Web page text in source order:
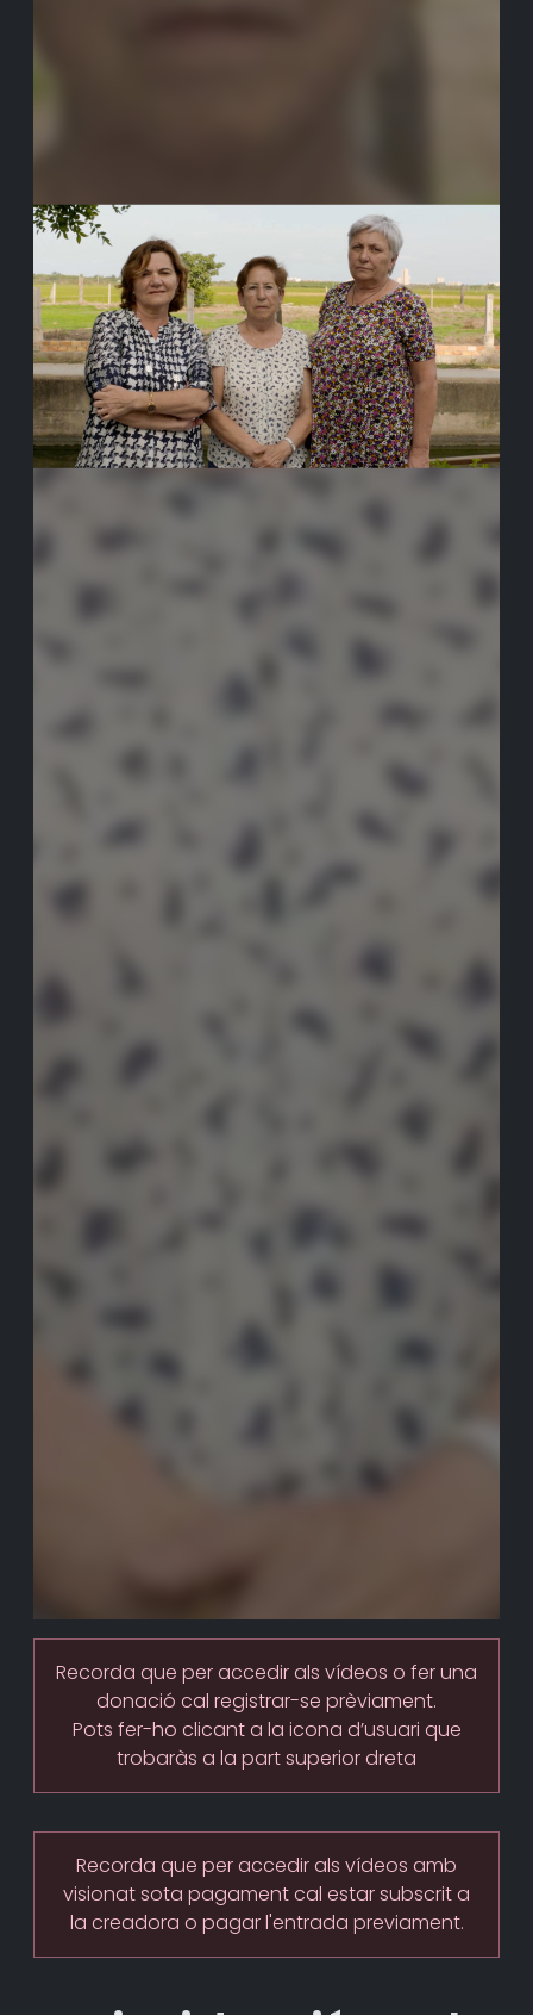
Recorda que per accedir als vídeos o fer una
donació cal registrar-se prèviament.
Pots fer-ho clicant a la icona d’usuari que
trobaràs a la part superior dreta
Recorda que per accedir als vídeos amb
visionat sota pagament cal estar subscrit a
la creadora o pagar l'entrada previament.